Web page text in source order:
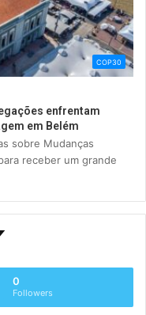
COP30
enfrentam
em Belém
sobre Mudanças
receber um grande
0
Followers